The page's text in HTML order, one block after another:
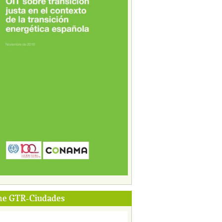
GTR-Ciudades